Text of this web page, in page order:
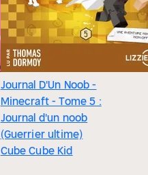
Journal D'Un Noob -
Minecraft - Tome 5 :
Journal d'un noob
(Guerrier ultime)
Cube Cube Kid